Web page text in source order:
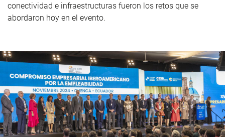
conectividad e infraestructuras fueron los retos que se
abordaron hoy en el evento.